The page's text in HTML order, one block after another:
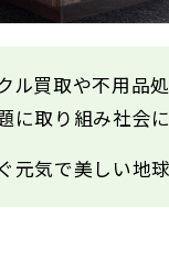
ル買取や不用品
に取り組み社会
元気で美しい地